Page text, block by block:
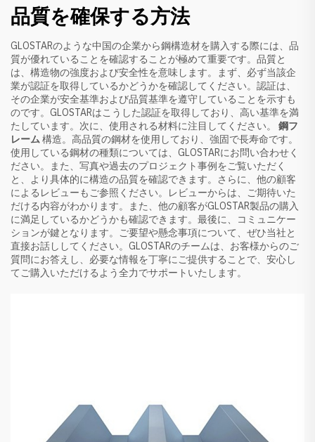
品質を確保する方法
GLOSTARのような中国の企業から鋼構造材を購入する際には、品
質が優れていることを確認することが極めて重要です。品質と
は、構造物の強度および安全性を意味します。まず、必ず当該企
業が認証を取得しているかどうかを確認してください。認証は、
その企業が安全基準および品質基準を遵守していることを示すも
のです。GLOSTARはこうした認証を取得しており、高い基準を満
たしています。次に、使用される材料に注目してください。 鋼フ
レーム構造。高品質の鋼材を使用しており、強固で長寿命です。
使用している鋼材の種類については、GLOSTARにお問い合わせく
ださい。また、写真や過去のプロジェクト事例をご覧いただく
と、より具体的に構造の品質を確認できます。さらに、他の顧客
によるレビューもご参照ください。レビューからは、ご期待いた
だける内容がわかります。また、他の顧客がGLOSTAR製品の購入
に満足しているかどうかも確認できます。最後に、コミュニケー
ションが鍵となります。ご要望や懸念事項について、ぜひ当社と
直接お話ししてください。GLOSTARのチームは、お客様からのご
質問にお答えし、必要な情報を丁寧にご提供することで、安心し
てご購入いただけるよう全力でサポートいたします。